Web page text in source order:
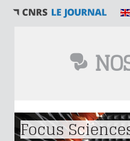
Vous êtes ici
Focus